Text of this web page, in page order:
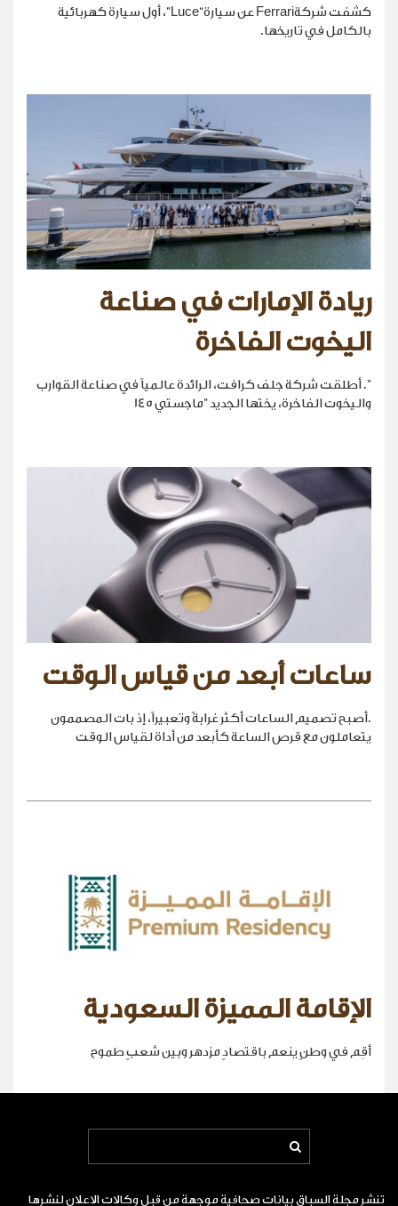
كشفت شركةFerrari عن سيارة“Luce”، أول سيارة كهربائية
بالكامل في تاريخها.
ريادة الإمارات في صناعة
اليخوت الفاخرة
". أطلقت شركة جلف كرافت، الرائدة عالمياً في صناعة القوارب
واليخوت الفاخرة، يختها الجديد "ماجستي 145
ساعات أبعد من قياس الوقت
.أصبح تصميم الساعات أكثر غرابةً وتعبيراً، إذ بات المصممون
يتعاملون مع قرص الساعة كأبعد من أداة لقياس الوقت
الإقامة المميزة السعودية
أقِم في وطنٍ ينعم باقتصادٍ مزدهر وبين شعبٍ طموح
تنشر مجلة السباق بيانات صحافية موجهة من قبل وكالات الاعلان لنشرها